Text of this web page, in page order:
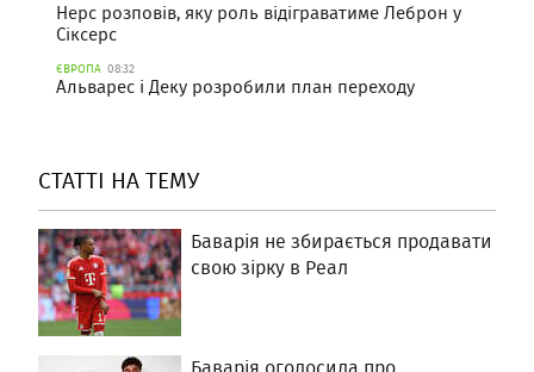
Нерс розповів, яку роль відіграватиме Леброн у
Сіксерс
ЄВРОПА 08:32
Альварес і Деку розробили план переходу
СТАТТІ НА ТЕМУ
Баварія не збирається продавати
свою зірку в Реал